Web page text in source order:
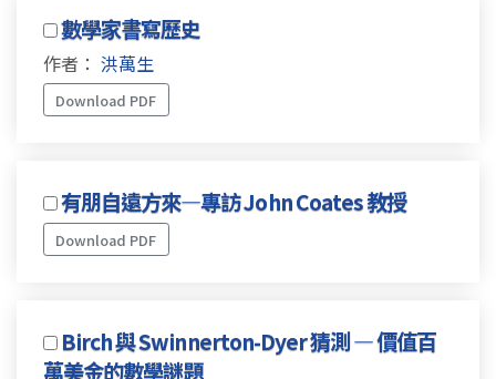
數學家書寫歷史
作者： 洪萬生
Download PDF
有朋自遠方來—專訪 John Coates 教授
Download PDF
Birch 與 Swinnerton-Dyer 猜測 — 價值百
萬美金的數學謎題